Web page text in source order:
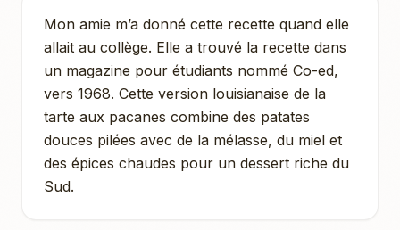
Mon amie m’a donné cette recette quand elle
allait au collège. Elle a trouvé la recette dans
un magazine pour étudiants nommé Co-ed,
vers 1968. Cette version louisianaise de la
tarte aux pacanes combine des patates
douces pilées avec de la mélasse, du miel et
des épices chaudes pour un dessert riche du
Sud.